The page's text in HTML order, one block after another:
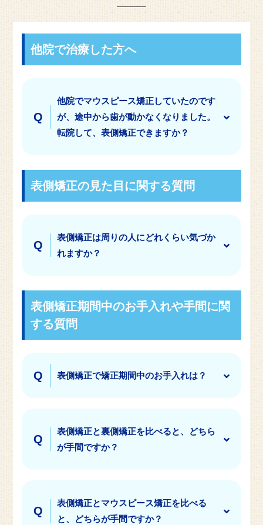
他院で治療した方へ
他院でマウスピース矯正していたのです
が、途中から歯が動かなくなりました。
転院して、表側矯正できますか？
表側矯正の見た目に関する質問
表側矯正は周りの人にどれくらい気づか
れますか？
表側矯正期間中のお手入れや手間に関
する質問
表側矯正で矯正期間中のお手入れは？
表側矯正と裏側矯正を比べると、どちら
が手間ですか？
表側矯正とマウスピース矯正を比べる
と、どちらが手間ですか？